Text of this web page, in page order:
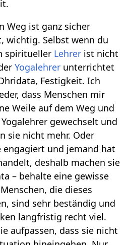
Weg ist ganz sicher
wichtig. Selbst wenn du
spiritueller Lehrer ist nicht
Yogalehrer unterrichtet
Festigkeit. Ich
dass Menschen mir
Weile auf dem Weg und
gewechselt und
sie nicht mehr. Oder
engagiert und jemand hat
deshalb machen sie
– behalte eine gewisse
die dieses
sind sehr beständig und
langfristig recht viel.
aufpassen, dass sie nicht